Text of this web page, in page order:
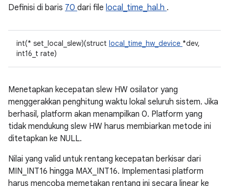
Definisi di baris 70 dari file local_time_hal.h .
int(* set_local_slew)(struct local_time_hw_device *dev,
int16_t rate)
Menetapkan kecepatan slew HW osilator yang
menggerakkan penghitung waktu lokal seluruh sistem. Jika
berhasil, platform akan menampilkan 0. Platform yang
tidak mendukung slew HW harus membiarkan metode ini
ditetapkan ke NULL.
Nilai yang valid untuk rentang kecepatan berkisar dari
MIN_INT16 hingga MAX_INT16. Implementasi platform
harus mencoba memetakan rentang ini secara linear ke